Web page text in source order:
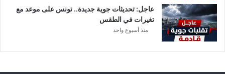
ي
ا
عاجل: تحديثات جوية جديدة.. تونس على موعد مع
تغيرات في الطقس
منذ أسبوع واحد